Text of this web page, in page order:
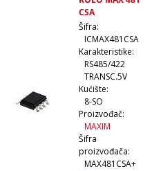
CSA
Šifra:
ICMAX481CSA
Karakteristike:
RS485/422
TRANSC.5V
Kućište:
8-SO
Proizvođač:
MAXIM
Šifra
proizvođača:
MAX481CSA+